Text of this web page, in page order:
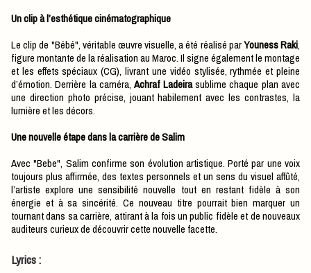
Un clip à l’esthétique cinématographique
Le clip de "Bébé", véritable œuvre visuelle, a été réalisé parYouness Raki,
figure montante de la réalisation au Maroc. Il signe également le montage
et les effets spéciaux (CG), livrant une vidéo stylisée, rythmée et pleine
d’émotion. Derrière la caméra,Achraf Ladeirasublime chaque plan avec
une direction photo précise, jouant habilement avec les contrastes, la
lumière et les décors.
Une nouvelle étape dans la carrière de Salim
Avec "Bebe", Salim confirme son évolution artistique. Porté par une voix
toujours plus affirmée, des textes personnels et un sens du visuel affûté,
l’artiste explore une sensibilité nouvelle tout en restant fidèle à son
énergie et à sa sincérité. Ce nouveau titre pourrait bien marquer un
tournant dans sa carrière, attirant à la fois un public fidèle et de nouveaux
auditeurs curieux de découvrir cette nouvelle facette.
​Lyrics :